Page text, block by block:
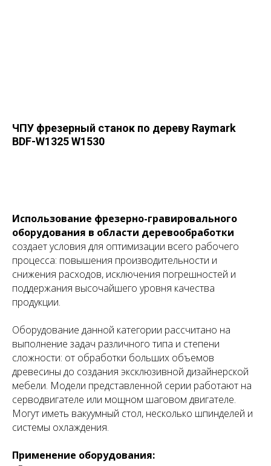
ЧПУ фрезерный станок по дереву Raymark
BDF-W1325 W1530
Использование фрезерно-гравировального
оборудования в области деревообработки
создает условия для оптимизации всего рабочего
процесса: повышения производительности и
снижения расходов, исключения погрешностей и
поддержания высочайшего уровня качества
продукции.
Оборудование данной категории рассчитано на
выполнение задач различного типа и степени
сложности: от обработки больших объемов
древесины до создания эксклюзивной дизайнерской
мебели. Модели представленной серии работают на
серводвигателе или мощном шаговом двигателе.
Могут иметь вакуумный стол, несколько шпинделей и
системы охлаждения.
Применение оборудования: